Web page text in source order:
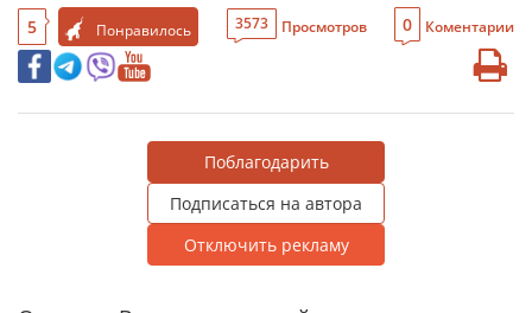
5 Понравилось 3573 Просмотров 0 Коментарии
Поблагодарить
Подписаться на автора
Отключить рекламу